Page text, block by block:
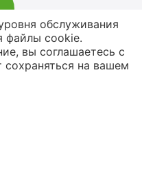
наименований
обслуживания
файлы cookie.
вы соглашаетесь с
на вашем